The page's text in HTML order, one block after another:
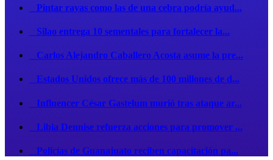
Pintar rayas como las de una cebra podría ayud...
Silao entrega 10 sementales para fortalecer la...
Carlos Alejandro Caballero Acosta asume la pre...
Estados Unidos ofrece más de 100 millones de d...
Influencer César Gastelum murió tras ataque ar...
Libia Dennise refuerza acciones para promover ...
Policías de Guanajuato reciben capacitación pa...